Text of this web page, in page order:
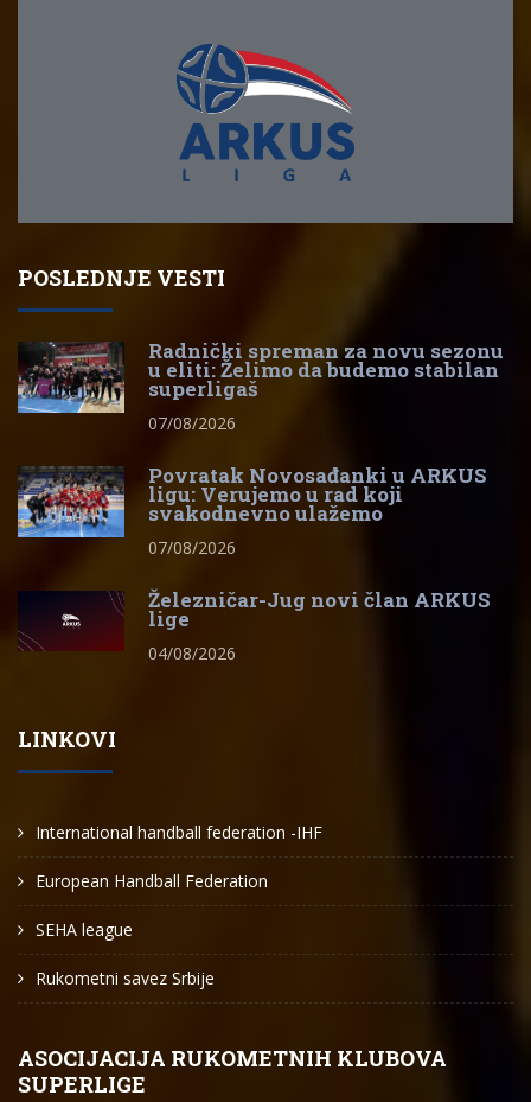
POSLEDNJE VESTI
Radnički spreman za novu sezonu
u eliti: Želimo da budemo stabilan
superligaš
07/08/2026
Povratak Novosađanki u ARKUS
ligu: Verujemo u rad koji
svakodnevno ulažemo
07/08/2026
Železničar-Jug novi član ARKUS
lige
04/08/2026
LINKOVI
International handball federation -IHF
European Handball Federation
SEHA league
Rukometni savez Srbije
ASOCIJACIJA RUKOMETNIH KLUBOVA
SUPERLIGE